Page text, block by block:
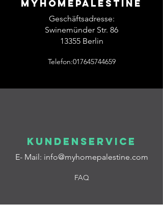
gegessen – oder als Marinade für
Fleisch und Fischgerichte, sowie als
Streugewürz in Suppen und Salaten
angewendet werden.
Myhomepalestine
Geschäftsadresse:
Swinemünder Str. 86
13355 Berlin
Telefon:017645744659
Kundenservice
E- Mail: info@myhomepalestine.com
FAQ